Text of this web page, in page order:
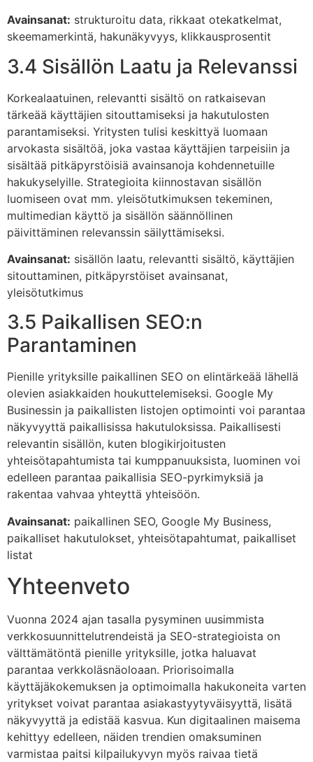
Avainsanat: strukturoitu data, rikkaat otekatkelmat,
skeemamerkintä, hakunäkyvyys, klikkausprosentit
3.4 Sisällön Laatu ja Relevanssi
Korkealaatuinen, relevantti sisältö on ratkaisevan
tärkeää käyttäjien sitouttamiseksi ja hakutulosten
parantamiseksi. Yritysten tulisi keskittyä luomaan
arvokasta sisältöä, joka vastaa käyttäjien tarpeisiin ja
sisältää pitkäpyrstöisiä avainsanoja kohdennetuille
hakukyselyille. Strategioita kiinnostavan sisällön
luomiseen ovat mm. yleisötutkimuksen tekeminen,
multimedian käyttö ja sisällön säännöllinen
päivittäminen relevanssin säilyttämiseksi.
Avainsanat: sisällön laatu, relevantti sisältö, käyttäjien
sitouttaminen, pitkäpyrstöiset avainsanat,
yleisötutkimus
3.5 Paikallisen SEO:n
Parantaminen
Pienille yrityksille paikallinen SEO on elintärkeää lähellä
olevien asiakkaiden houkuttelemiseksi. Google My
Businessin ja paikallisten listojen optimointi voi parantaa
näkyvyyttä paikallisissa hakutuloksissa. Paikallisesti
relevantin sisällön, kuten blogikirjoitusten
yhteisötapahtumista tai kumppanuuksista, luominen voi
edelleen parantaa paikallisia SEO-pyrkimyksiä ja
rakentaa vahvaa yhteyttä yhteisöön.
Avainsanat: paikallinen SEO, Google My Business,
paikalliset hakutulokset, yhteisötapahtumat, paikalliset
listat
Yhteenveto
Vuonna 2024 ajan tasalla pysyminen uusimmista
verkkosuunnittelutrendeistä ja SEO-strategioista on
välttämätöntä pienille yrityksille, jotka haluavat
parantaa verkkoläsnäoloaan. Priorisoimalla
käyttäjäkokemuksen ja optimoimalla hakukoneita varten
yritykset voivat parantaa asiakastyytyväisyyttä, lisätä
näkyvyyttä ja edistää kasvua. Kun digitaalinen maisema
kehittyy edelleen, näiden trendien omaksuminen
varmistaa paitsi kilpailukyvyn myös raivaa tietä